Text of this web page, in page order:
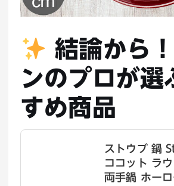
結論から
ンのプロが選
すめ商品
ストウブ 鍋
ココット ラ
両手鍋 ホー